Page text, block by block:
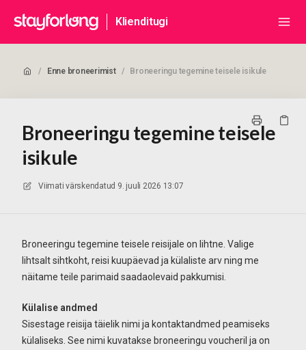
Klienditugi
/ Enne broneerimist / Broneeringu tegemine teisele isikule
Broneeringu tegemine teisele
isikule
Viimati värskendatud 9. juuli 2026 13:07
Broneeringu tegemine teisele reisijale on lihtne. Valige
lihtsalt sihtkoht, reisi kuupäevad ja külaliste arv ning me
näitame teile parimaid saadaolevaid pakkumisi.
Külalise andmed
Sisestage reisija täielik nimi ja kontaktandmed peamiseks
külaliseks. See nimi kuvatakse broneeringu voucheril ja on